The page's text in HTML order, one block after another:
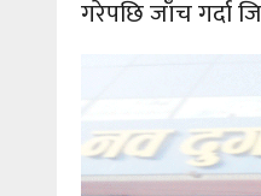
गरेपछि जाँच गर्दा